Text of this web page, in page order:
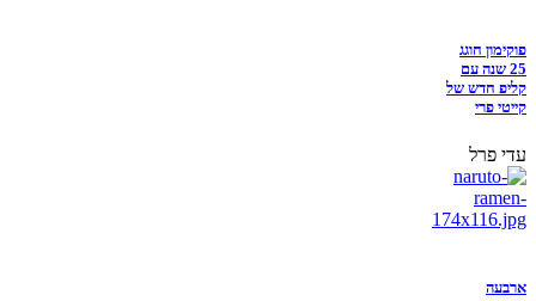
פוקימון חוגג
25 שנה עם
קליפ חדש של
קייטי פרי
עדי פרל
ארבעה